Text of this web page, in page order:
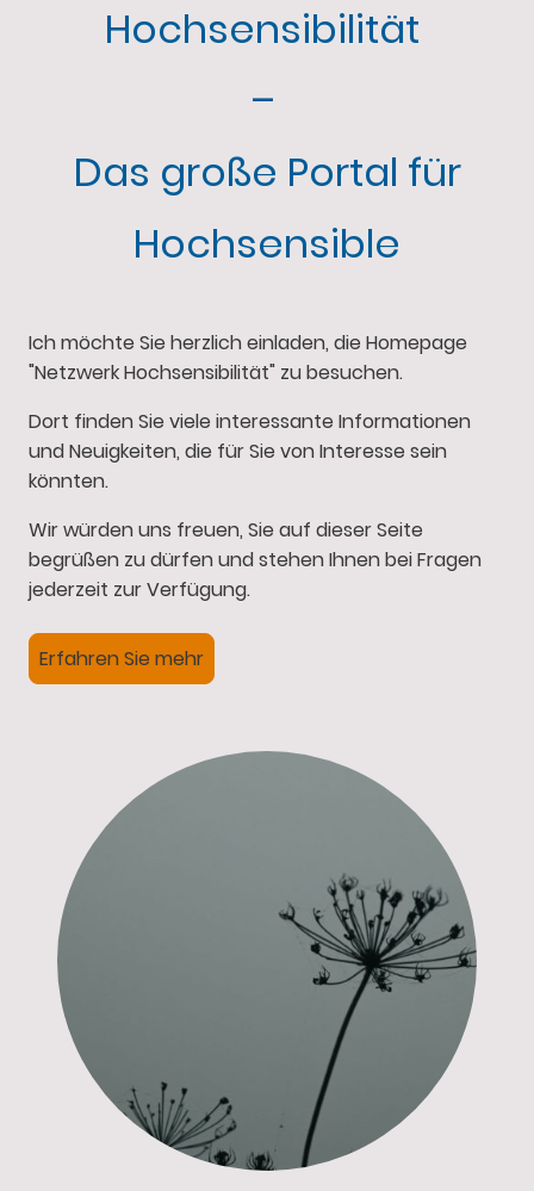
Hochsensibilität
–
Das große Portal für
Hochsensible
Ich möchte Sie herzlich einladen, die Homepage
"Netzwerk Hochsensibilität" zu besuchen.
Dort finden Sie viele interessante Informationen
und Neuigkeiten, die für Sie von Interesse sein
könnten.
Wir würden uns freuen, Sie auf dieser Seite
begrüßen zu dürfen und stehen Ihnen bei Fragen
jederzeit zur Verfügung.
Erfahren Sie mehr